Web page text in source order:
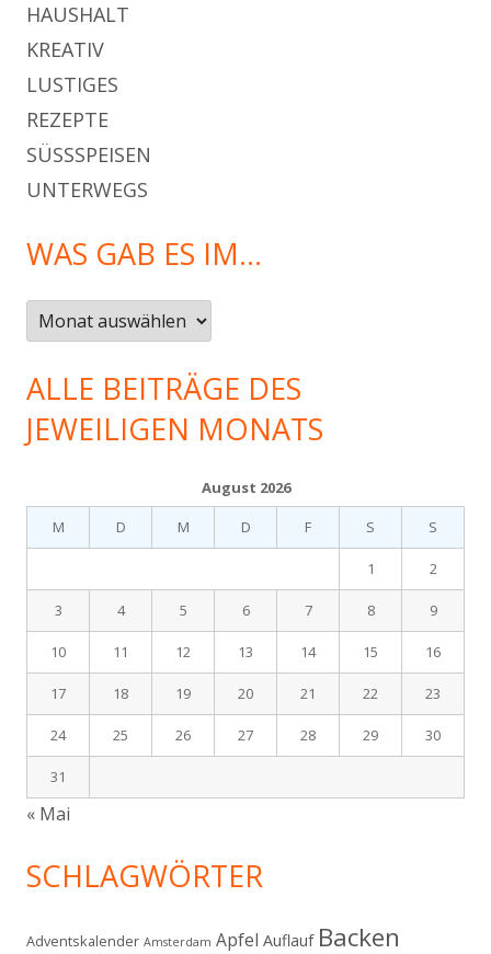
HAUSHALT
KREATIV
LUSTIGES
REZEPTE
SÜSSSPEISEN
UNTERWEGS
WAS GAB ES IM…
Was
gab
es
im…
ALLE BEITRÄGE DES
JEWEILIGEN MONATS
August 2026
M
D M D F S S
1 2
3 4 5 6 7 8 9
10 11 12 13 14 15 16
17 18 19 20 21 22 23
24 25 26 27 28 29 30
31
« Mai
SCHLAGWÖRTER
Adventskalender Amsterdam Apfel Auflauf Backen